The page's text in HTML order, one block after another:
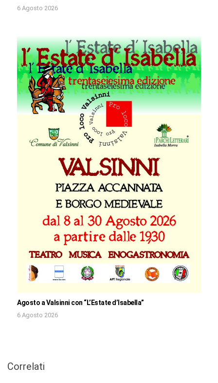
6 Agosto 2026
Agosto a Valsinni con “L’Estate d’Isabella”
6 Agosto 2026
Correlati